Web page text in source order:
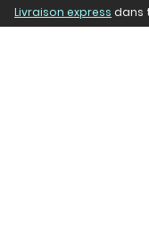
Livraison express dans